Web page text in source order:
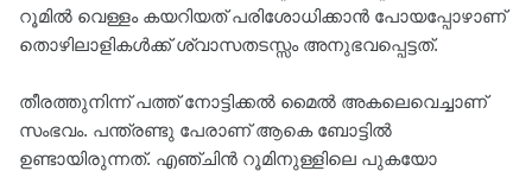
റൂമിൽ വെള്ളം കയറിയത് പരിശോധിക്കാൻ പോയപ്പോഴാണ്
തൊഴിലാളികൾക്ക് ശ്വാസതടസ്സം അനുഭവപ്പെട്ടത്.
തീരത്തുനിന്ന് പത്ത് നോട്ടിക്കൽ മൈൽ അകലെവെച്ചാണ്
സംഭവം. പന്ത്രണ്ടു പേരാണ് ആകെ ബോട്ടില്‍
ഉണ്ടായിരുന്നത്. എഞ്ചിൻ റൂമിനുള്ളിലെ പുകയോ